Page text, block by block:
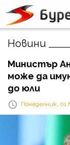
Новини
Министър
може да
до юли
Понеделник, 01